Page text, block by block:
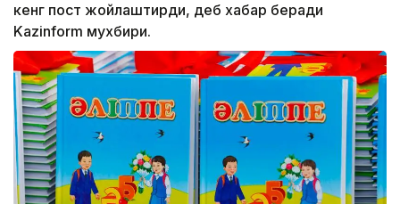
кенг пост жойлаштирди, деб хабар беради
Kazinform мухбири.